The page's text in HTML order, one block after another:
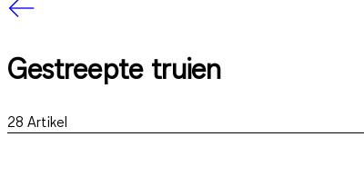
Gestreepte truien
28 Artikel